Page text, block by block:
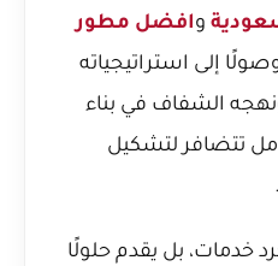
وافضل مطور
إلى استراتيجياته
ونهجه الشفاف في بناء
تتضافر لتشكيل
خدمات، بل يقدم حلولًا